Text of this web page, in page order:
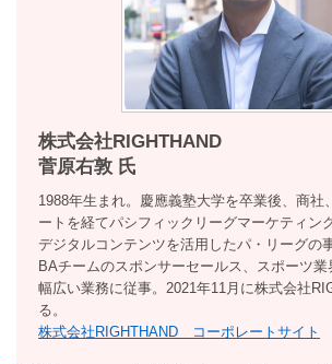
株式会社RIGHTHAND
菅原右敦 氏
1988年生まれ。慶應義塾大学を卒業後、商社
ートを経てパシフィックリーグマーケティン
デジタルコンテンツを活用したパ・リーグの
BAチームのスポンサーセールス、スポーツ
幅広い業務に従事。2021年11月に株式会社
る。
株式会社RIGHTHAND コーポレートサイト